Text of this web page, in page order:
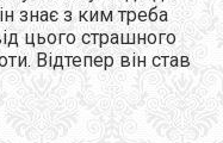
знає з ким треба
цього страшного
Відтепер він став